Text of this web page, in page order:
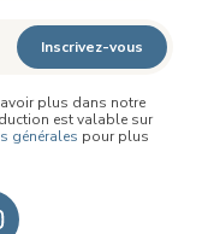
Inscrivez-vous
plus dans notre
est valable sur
générales pour plus